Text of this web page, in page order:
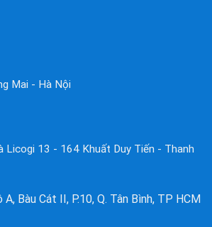
Mai - Hà Nội
Licogi 13 - 164 Khuất Duy Tiến - Thanh
Bàu Cát II, P.10, Q. Tân Bình, TP HCM